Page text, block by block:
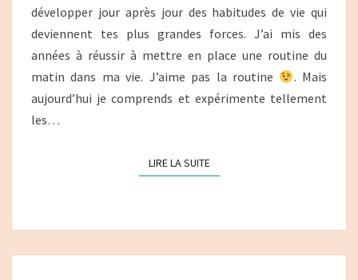
développer jour après jour des habitudes de vie qui
deviennent tes plus grandes forces. J’ai mis des
années à réussir à mettre en place une routine du
matin dans ma vie. J’aime pas la routine
. Mais
aujourd’hui je comprends et expérimente tellement
les…
LIRE LA SUITELIRE LA SUITE